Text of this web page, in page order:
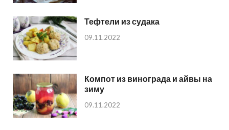
Тефтели из судака
09.11.2022
Компот из винограда и айвы на
зиму
09.11.2022